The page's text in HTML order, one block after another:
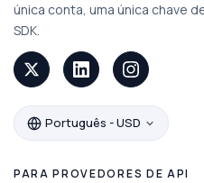
única conta, uma única chave
SDK.
Português - USD
PARA PROVEDORES DE API